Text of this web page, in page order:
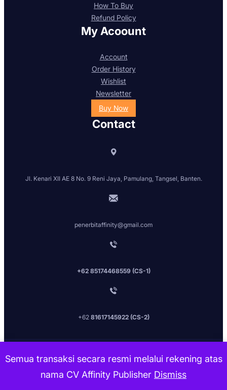
Semua transaksi secara resmi melalui rekening atas
nama CV Affinity Publisher Dismiss
How To Buy
Refund Policy
My Acoount
Account
Order History
Wishlist
Newsletter
Buy Now
Contact
Jl. Kenari XII AE 8 No. 9 Reni Jaya, Pamulang, Tangsel, Banten.
penerbitaffinity@gmail.com
+62 85174468559 (CS-1)
+62 81617145922 (CS-2)